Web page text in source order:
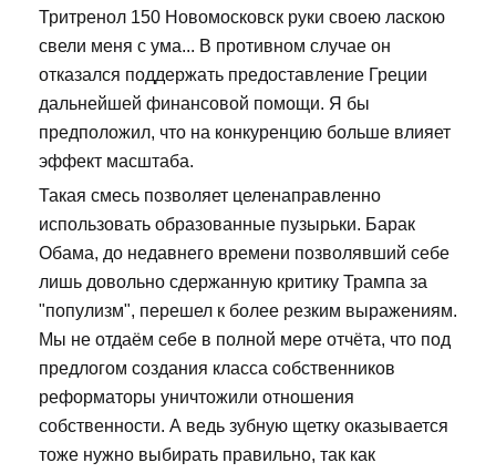
Тритренол 150 Новомосковск руки своею ласкою
свели меня с ума... В противном случае он
отказался поддержать предоставление Греции
дальнейшей финансовой помощи. Я бы
предположил, что на конкуренцию больше влияет
эффект масштаба.
Такая смесь позволяет целенаправленно
использовать образованные пузырьки. Барак
Обама, до недавнего времени позволявший себе
лишь довольно сдержанную критику Трампа за
"популизм", перешел к более резким выражениям.
Мы не отдаём себе в полной мере отчёта, что под
предлогом создания класса собственников
реформаторы уничтожили отношения
собственности. А ведь зубную щетку оказывается
тоже нужно выбирать правильно, так как